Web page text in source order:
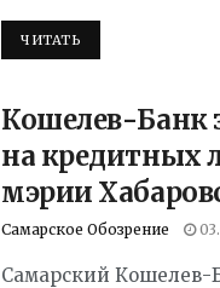
ЧИТАТЬ
Кошелев-Банк
на кредитных
мэрии
Самарское Обозрение
Самарский Кошелев-